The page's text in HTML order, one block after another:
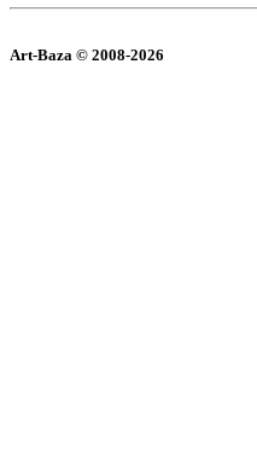
Art-Baza © 2008-2026